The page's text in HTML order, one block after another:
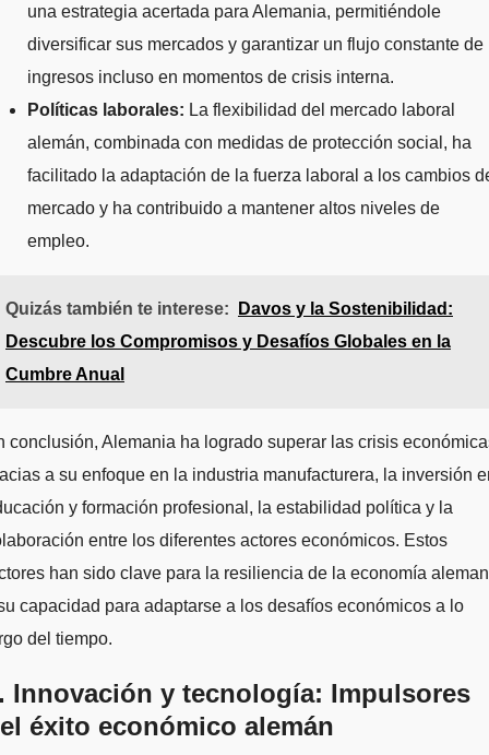
una estrategia acertada para Alemania, permitiéndole
diversificar sus mercados y garantizar un flujo constante de
ingresos incluso en momentos de crisis interna.
Políticas laborales: La flexibilidad del mercado laboral
alemán, combinada con medidas de protección social, ha
facilitado la adaptación de la fuerza laboral a los cambios
mercado y ha contribuido a mantener altos niveles de
empleo.
Quizás también te interese:
Davos y la Sostenibilidad:
Descubre los Compromisos y Desafíos Globales en la
Cumbre Anual
conclusión, Alemania ha logrado superar las crisis
a su enfoque en la industria manufacturera, la inversión
y formación profesional, la estabilidad política y la
entre los diferentes actores económicos. Estos
han sido clave para la resiliencia de la economía
capacidad para adaptarse a los desafíos económicos a lo
del tiempo.
Innovación y tecnología: Impulsores
éxito económico alemán